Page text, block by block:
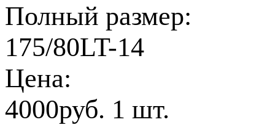
Полный размер:
175/80LT-14
Цена:
4000руб. 1 шт.